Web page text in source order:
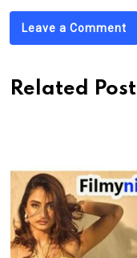
Leave a Comment
Related Post